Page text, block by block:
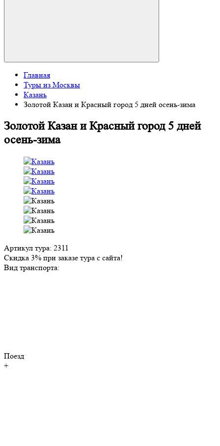
Главная
Туры из Москвы
Казань
Золотой Казан и Красный город 5 дней осень-зима
Золотой Казан и Красный город 5 дней
осень-зима
Артикул тура: 2311
Скидка 3% при заказе тура с сайта!
Вид транспорта:
Поезд
+